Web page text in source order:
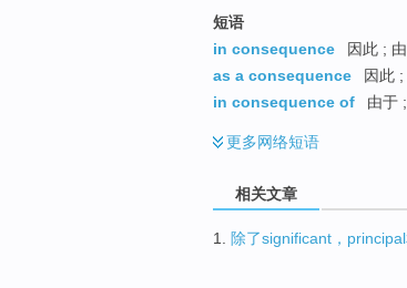
短语
in consequence
因此 ;
as a consequence
因此
in consequence of
由于
更多网络短语
相关文章
1. 除了significant，